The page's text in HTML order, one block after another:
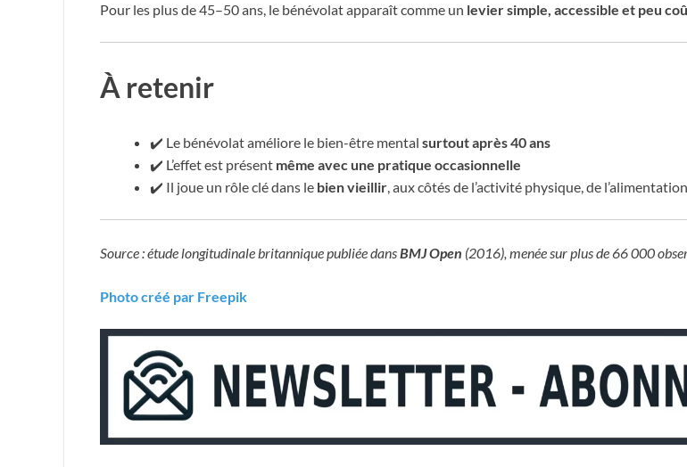
Pour les plus de 45–50 ans, le bénévolat apparaît comme un levier simple, accessible et peu
À retenir
✔️ Le bénévolat améliore le bien-être mental surtout après 40 ans
✔️ L’effet est présent même avec une pratique occasionnelle
✔️ Il joue un rôle clé dans le bien vieillir , aux côtés de l’activité physique, de
Source : étude longitudinale britannique publiée dans BMJ Open (2016), menée sur plus de 66 000
Photo créé par Freepik